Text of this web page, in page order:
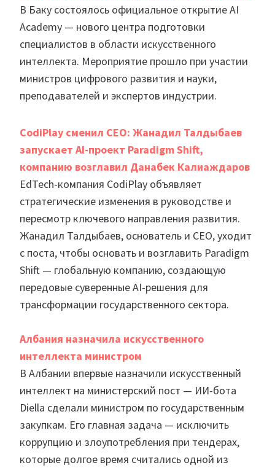
В Баку состоялось официальное открытие AI
Academy — нового центра подготовки
специалистов в области искусственного
интеллекта. Мероприятие прошло при участии
министров цифрового развития и науки,
преподавателей и экспертов индустрии.
CodiPlay сменил CEO: Жанадил Талдыбаев
запускает AI-проект Paradigm Shift,
компанию возглавил Данабек Калиаждаров
EdTech-компания CodiPlay объявляет
стратегические изменения в руководстве и
пересмотр ключевого направления развития.
Жанадил Талдыбаев, основатель и CEO, уходит
с поста, чтобы основать и возглавить Paradigm
Shift — глобальную компанию, создающую
передовые суверенные AI-решения для
трансформации государственного сектора.
Албания назначила искусственного
интеллекта министром
В Албании впервые назначили искусственный
интеллект на министерский пост — ИИ-бота
Diella сделали министром по государственным
закупкам. Его главная задача — исключить
коррупцию и злоупотребления при тендерах,
которые долгое время считались одной из